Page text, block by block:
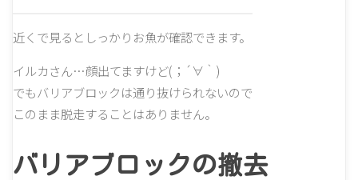
近くで見るとしっかりお魚が確認できます。
イルカさん…顔出てますけど(；´∀｀)
でもバリアブロックは通り抜けられないので
このまま脱走することはありません。
バリアブロックの撤去